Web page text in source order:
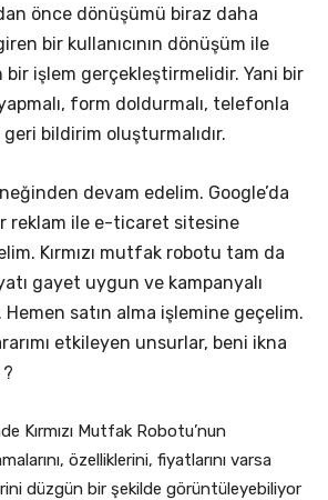
önce dönüşümü biraz daha
bir kullanıcının dönüşüm ile
bir işlem gerçekleştirmelidir. Yani bir
form doldurmalı, telefonla
bildirim oluşturmalıdır.
devam edelim. Google’da
reklam ile e-ticaret sitesine
Kırmızı mutfak robotu tam da
gayet uygun ve kampanyalı
satın alma işlemine geçelim.
etkileyen unsurlar, beni ikna
Kırmızı Mutfak Robotu’nun
özelliklerini, fiyatlarını varsa
düzgün bir şekilde görüntüleyebiliyor